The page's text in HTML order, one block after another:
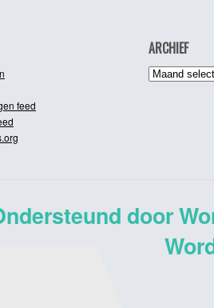
feed
ARCHIEF
Archief
door